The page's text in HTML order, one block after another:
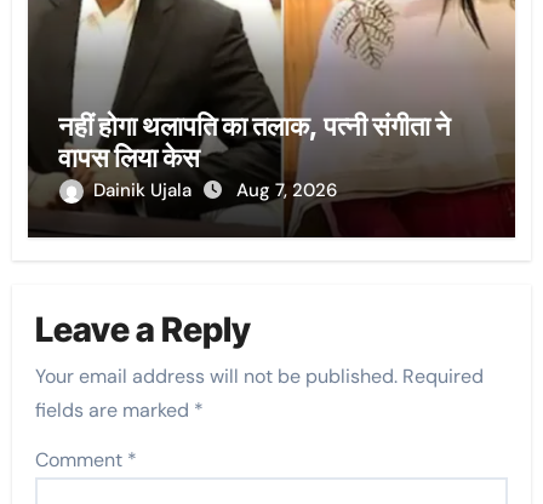
नहीं होगा थलापति का तलाक, पत्नी संगीता ने
वापस लिया केस
Dainik Ujala Aug 7, 2026
Leave a Reply
Your email address will not be published. Required
fields are marked *
Comment *